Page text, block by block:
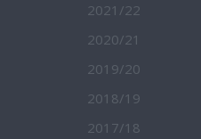
2021/22
2020/21
2019/20
2018/19
2017/18